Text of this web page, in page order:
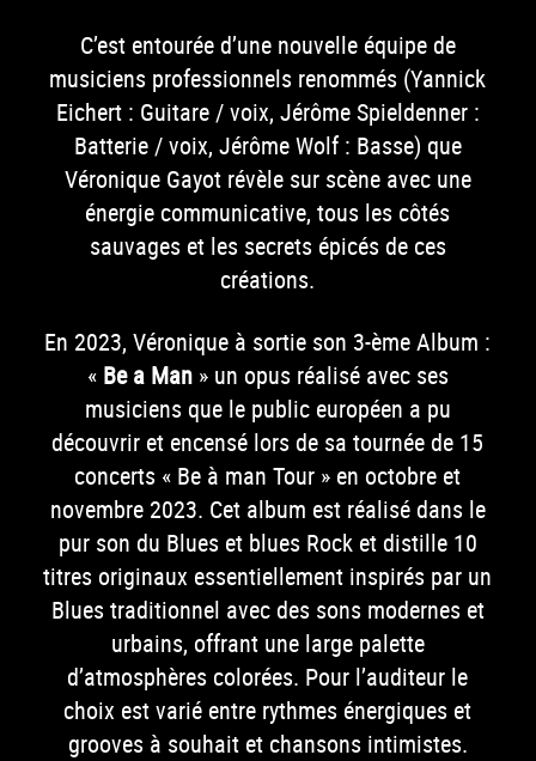
C’est entourée d’une nouvelle équipe de
musiciens professionnels renommés (Yannick
Eichert : Guitare / voix, Jérôme Spieldenner :
Batterie / voix, Jérôme Wolf : Basse) que
Véronique Gayot révèle sur scène avec une
énergie communicative, tous les côtés
sauvages et les secrets épicés de ces
créations.
En 2023, Véronique à sortie son 3-ème Album :
« Be a Man » un opus réalisé avec ses
musiciens que le public européen a pu
découvrir et encensé lors de sa tournée de 15
concerts « Be à man Tour » en octobre et
novembre 2023. Cet album est réalisé dans le
pur son du Blues et blues Rock et distille 10
titres originaux essentiellement inspirés par un
Blues traditionnel avec des sons modernes et
urbains, offrant une large palette
d’atmosphères colorées. Pour l’auditeur le
choix est varié entre rythmes énergiques et
grooves à souhait et chansons intimistes.